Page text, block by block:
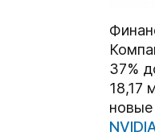
37%
18,17
новые